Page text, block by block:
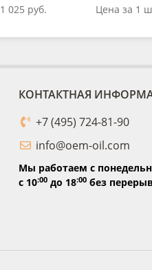
1 025 руб.
Цена за 1
КОНТАКТНАЯ
+7 (495) 724-81-90
info@oem-oil.com
Мы работаем с
с 10:00до 18:00без